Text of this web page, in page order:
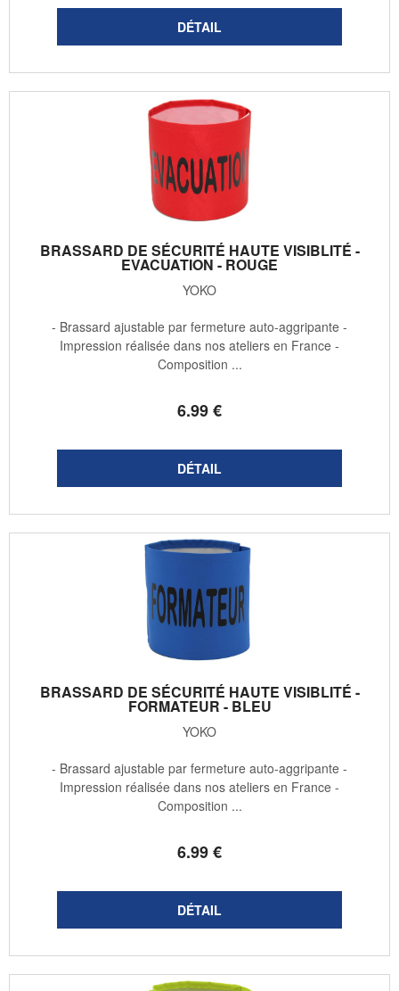
BRASSARD DE SÉCURITÉ HAUTE VISIBLITÉ -
EVACUATION - ROUGE
YOKO
6.99€
- Brassard ajustable par fermeture auto-aggripante -
Impression réalisée dans nos ateliers en France -
Composition ...
BRASSARD DE SÉCURITÉ HAUTE VISIBLITÉ -
FORMATEUR - BLEU
YOKO
6.99€
- Brassard ajustable par fermeture auto-aggripante -
Impression réalisée dans nos ateliers en France -
Composition ...